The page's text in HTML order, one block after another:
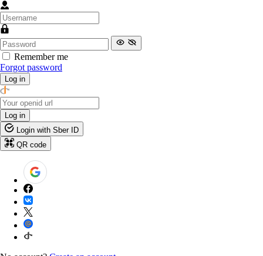
Remember me
Forgot password
Log in
Log in
Login with Sber ID
QR code